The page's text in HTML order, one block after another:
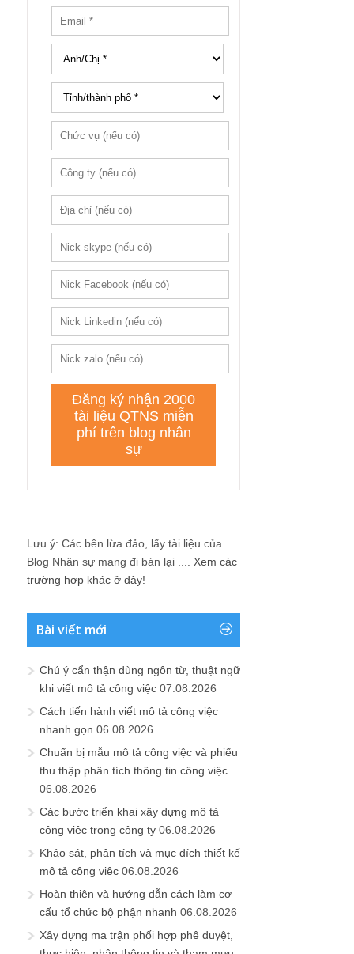
Lưu ý: Các bên lừa đảo, lấy tài liệu của
Blog Nhân sự mang đi bán lại .... Xem các
trường hợp khác ở đây!
Bài viết mới
Chú ý cẩn thận dùng ngôn từ, thuật ngữ
khi viết mô tả công việc 07.08.2026
Cách tiến hành viết mô tả công việc
nhanh gọn 06.08.2026
Chuẩn bị mẫu mô tả công việc và phiếu
thu thập phân tích thông tin công việc
06.08.2026
Các bước triển khai xây dựng mô tả
công việc trong công ty 06.08.2026
Khảo sát, phân tích và mục đích thiết kế
mô tả công việc 06.08.2026
Hoàn thiện và hướng dẫn cách làm cơ
cấu tổ chức bộ phận nhanh 06.08.2026
Xây dựng ma trận phối hợp phê duyệt,